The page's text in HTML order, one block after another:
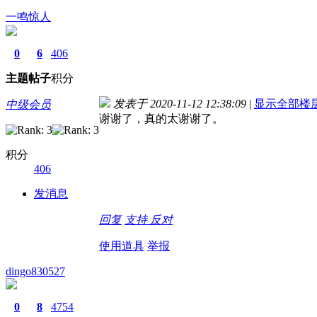
一鸣惊人
0
主题
6
帖子
406
积分
中级会员
积分
406
发消息
发表于 2020-11-12 12:38:09 | 显示全部楼
谢谢了，真的太谢谢了。
回复 支持 反对
使用道具 举报
dingo830527
0 8 4754